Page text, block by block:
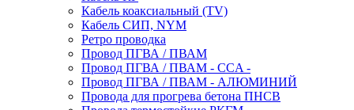
Кабель коаксиальный (TV)
Кабель СИП, NYM
Ретро проводка
Провод ПГВА / ПВАМ
Провод ПГВА / ПВАМ - CCA -
Провод ПГВА / ПВАМ - АЛЮМИНИЙ
Провода для прогрева бетона ПНСВ